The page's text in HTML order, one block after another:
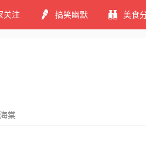
关注 搞笑幽默 美食
棠